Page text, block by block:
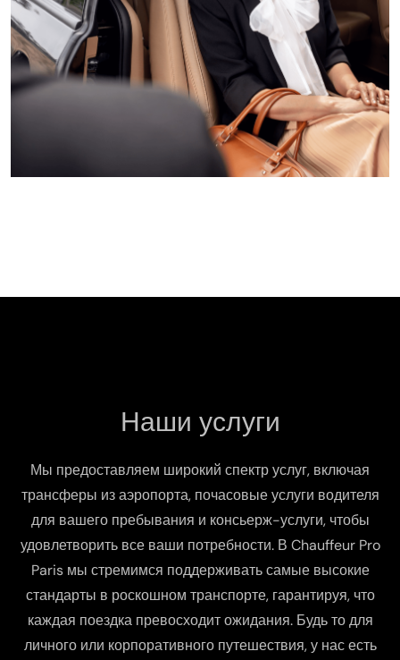
Наши услуги
Мы предоставляем широкий спектр услуг, включая
трансферы из аэропорта, почасовые услуги водителя
для вашего пребывания и консьерж-услуги, чтобы
удовлетворить все ваши потребности. В Chauffeur Pro
Paris мы стремимся поддерживать самые высокие
стандарты в роскошном транспорте, гарантируя, что
каждая поездка превосходит ожидания. Будь то для
личного или корпоративного путешествия, у нас есть